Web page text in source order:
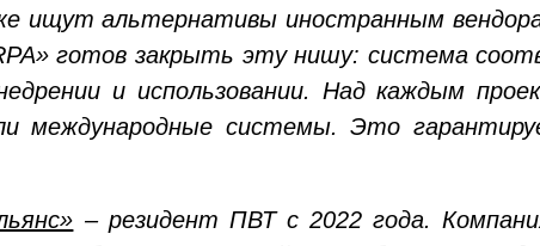
ищут альтернативы иностранным
готов закрыть эту нишу: система
и использовании. Над каждым
международные системы. Это
– резидент ПВТ с 2022 года.